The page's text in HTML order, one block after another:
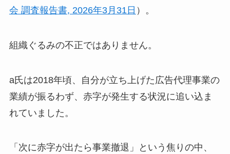
会 調査報告書, 2026年3月31日 ）。
組織ぐるみの不正ではありません。
a氏は2018年頃、自分が立ち上げた広告代理事業の
業績が振るわず、赤字が発生する状況に追い込ま
れていました。
「次に赤字が出たら事業撤退」という焦りの中、